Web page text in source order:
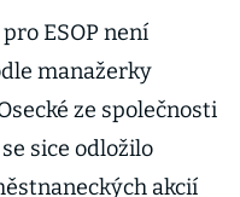
říká Štěpán
Hofman
z ministerstva
průmyslu
ESOP není
manažerky
ze společnosti
sice odložilo
akcií